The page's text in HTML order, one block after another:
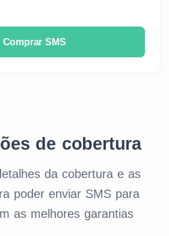
Comprar SMS
de cobertura
da cobertura e as
poder enviar SMS para
as melhores garantias